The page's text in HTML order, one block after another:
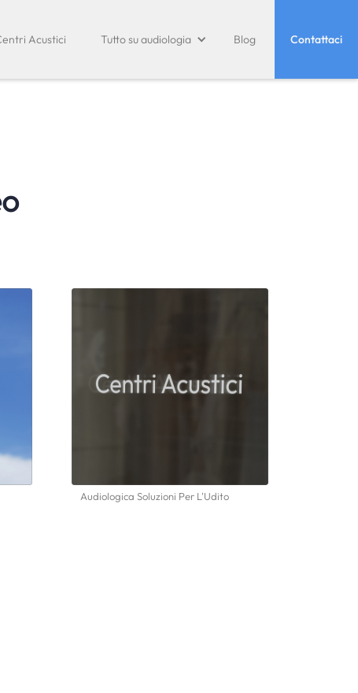
Acustici Tutto su audiologia Blog Contattaci
Audiologica Soluzioni Per L'Udito